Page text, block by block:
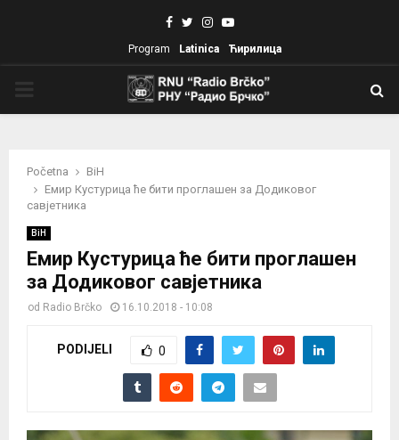
Facebook
TwitterInstagram
Youtube
Program Latinica Ћирилица
Početna
BiH
Емир Кустурица ће бити проглашен за Додиковог
савјетника
BiH
Емир Кустурица ће бити проглашен
за Додиковог савјетника
od Radio Brčko 16.10.2018 - 10:08
PODIJELI 0